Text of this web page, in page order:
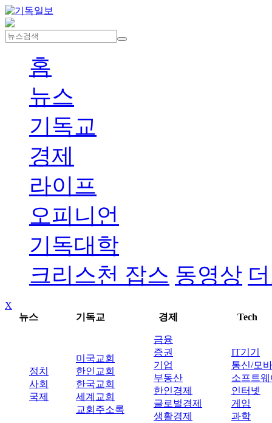
홈
뉴스
기독교
경제
라이프
오피니언
기독대학
크리스천 잡스 동영상
X
뉴스
기독교 경제 Tech
정치
사회
국제
미국교회
한인교회
한국교회
세계교회
교회주소록
금융
증권
기업
부동산
한인경제
글로벌경제
생활경제
IT기기
통신/모
소프트웨
인터넷
게임
과학